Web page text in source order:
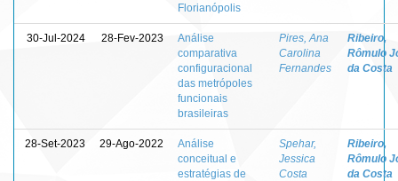
Florianópolis
30-Jul-2024 28-Fev-2023
Análise
comparativa
configuracional
das metrópoles
funcionais
brasileiras
Pires, Ana
Carolina
Fernandes
Ribeiro,
Rômulo
da Costa
28-Set-2023 29-Ago-2022
Análise
conceitual e
estratégias de
Spehar,
Jessica
Costa
Ribeiro,
Rômulo
da Costa